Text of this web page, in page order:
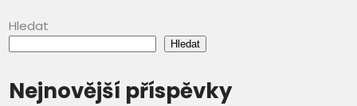
Hledat
Hledat
Nejnovější příspěvky